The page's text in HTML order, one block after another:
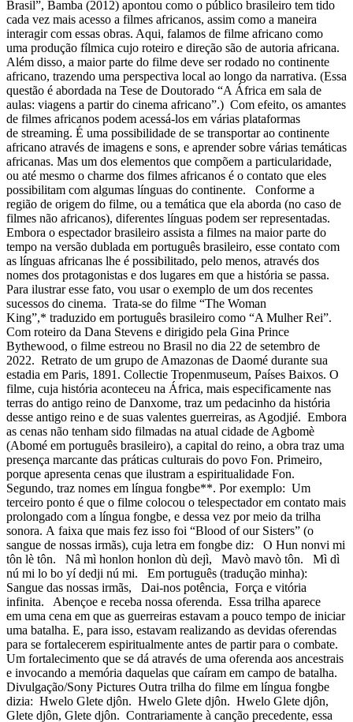
Brasil”, Bamba (2012) apontou como o público brasileiro tem tido
cada vez mais acesso a filmes africanos, assim como a maneira
interagir com essas obras. Aqui, falamos de filme africano como
uma produção fílmica cujo roteiro e direção são de autoria africana.
Além disso, a maior parte do filme deve ser rodado no continente
africano, trazendo uma perspectiva local ao longo da narrativa. (Essa
questão é abordada na Tese de Doutorado “A África em sala de
aulas: viagens a partir do cinema africano”.) Com efeito, os amantes
de filmes africanos podem acessá-los em várias plataformas
de streaming. É uma possibilidade de se transportar ao continente
africano através de imagens e sons, e aprender sobre várias temáticas
africanas. Mas um dos elementos que compõem a particularidade,
ou até mesmo o charme dos filmes africanos é o contato que eles
possibilitam com algumas línguas do continente. Conforme a
região de origem do filme, ou a temática que ela aborda (no caso de
filmes não africanos), diferentes línguas podem ser representadas.
Embora o espectador brasileiro assista a filmes na maior parte do
tempo na versão dublada em português brasileiro, esse contato com
as línguas africanas lhe é possibilitado, pelo menos, através dos
nomes dos protagonistas e dos lugares em que a história se passa.
Para ilustrar esse fato, vou usar o exemplo de um dos recentes
sucessos do cinema. Trata-se do filme “The Woman
King”,* traduzido em português brasileiro como “A Mulher Rei”.
Com roteiro da Dana Stevens e dirigido pela Gina Prince
Bythewood, o filme estreou no Brasil no dia 22 de setembro de
2022. Retrato de um grupo de Amazonas de Daomé durante sua
estadia em Paris, 1891. Collectie Tropenmuseum, Países Baixos. O
filme, cuja história aconteceu na África, mais especificamente nas
terras do antigo reino de Danxome, traz um pedacinho da história
desse antigo reino e de suas valentes guerreiras, as Agodjié. Embora
as cenas não tenham sido filmadas na atual cidade de Agbomè
(Abomé em português brasileiro), a capital do reino, a obra traz uma
presença marcante das práticas culturais do povo Fon. Primeiro,
porque apresenta cenas que ilustram a espiritualidade Fon.
Segundo, traz nomes em língua fongbe**. Por exemplo: Um
terceiro ponto é que o filme colocou o telespectador em contato mais
prolongado com a língua fongbe, e dessa vez por meio da trilha
sonora. A faixa que mais fez isso foi “Blood of our Sisters” (o
sangue de nossas irmãs), cuja letra em fongbe diz: O Hun nonvi mi
tôn lè tôn. Nâ mì honlon honlon dù dejì, Mavò mavò tôn. Mì dì
nú mi lo bo yí dedji nú mi. Em português (tradução minha):
Sangue das nossas irmãs, Dai-nos potência, Força e vitória
infinita. Abençoe e receba nossa oferenda. Essa trilha aparece
em uma cena em que as guerreiras estavam a pouco tempo de iniciar
uma batalha. E, para isso, estavam realizando as devidas oferendas
para se fortalecerem espiritualmente antes de partir para o combate.
Um fortalecimento que se dá através de uma oferenda aos ancestrais
e invocando a memória daquelas que caíram em campo de batalha.
Divulgação/Sony Pictures Outra trilha do filme em língua fongbe
dizia: Hwelo Glete djôn. Hwelo Glete djôn. Hwelo Glete djôn,
Glete djôn, Glete djôn. Contrariamente à canção precedente, essa